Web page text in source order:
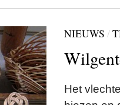
NIEUWS /
Het